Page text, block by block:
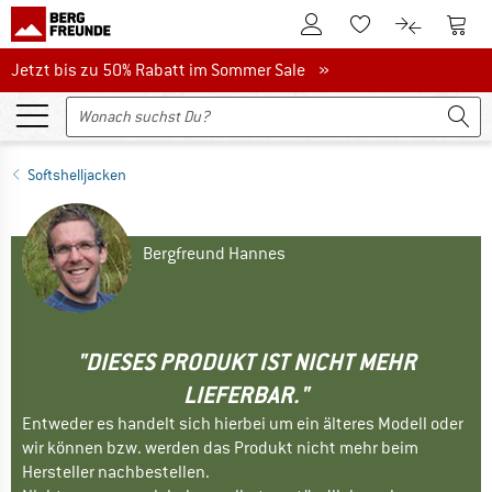
Zum KundenkontoZum Merkzettel.
Zum Zum
Jetzt bis zu 50% Rabatt im Sommer Sale
Jetzt bis zu 50% Rabatt im Sommer Sale »
Softshelljacken
Bergfreund Hannes
"DIESES PRODUKT IST NICHT MEHR
LIEFERBAR."
Entweder es handelt sich hierbei um ein älteres Modell oder
wir können bzw. werden das Produkt nicht mehr beim
Hersteller nachbestellen.